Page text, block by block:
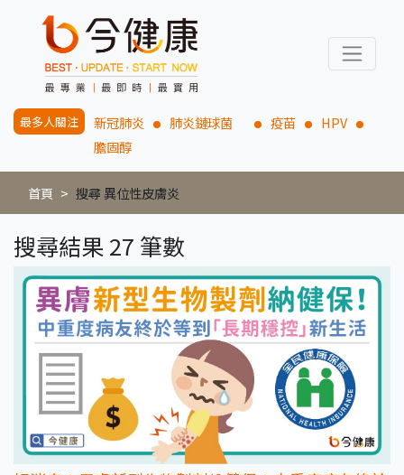
最多人關注 新冠肺炎 肺炎鏈球菌 疫苗
HPV
膽固醇
首頁 搜尋 異位性皮膚炎
搜尋結果 27 筆數